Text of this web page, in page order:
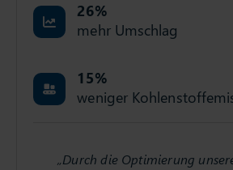
26%
mehr Umschlag
15%
weniger
„Durch die Optimierung